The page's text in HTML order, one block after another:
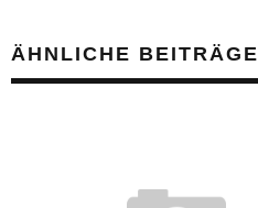
ÄHNLICHE BEITRÄGE